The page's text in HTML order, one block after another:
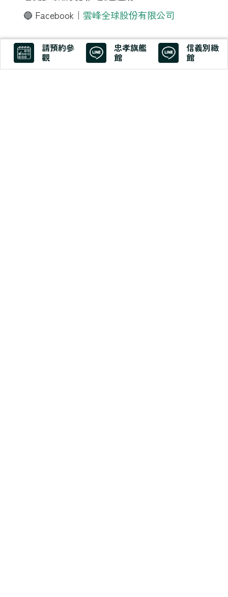
🔵 Facebook｜ 雲峰全球股份有限公司
請預約參
觀
忠孝旗艦
館
信義別緻
館